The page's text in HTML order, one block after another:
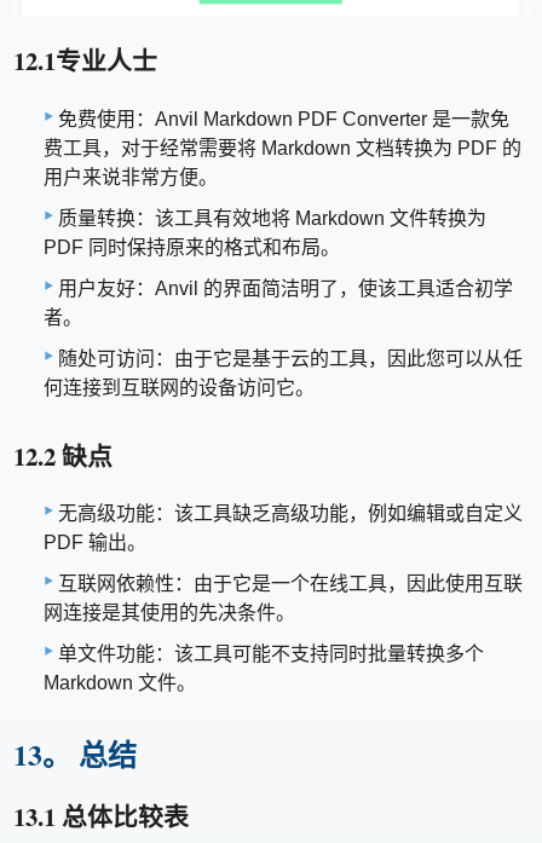
12.1专业人士
免费使用：Anvil Markdown PDF Converter 是一款免
费工具，对于经常需要将 Markdown 文档转换为 PDF 的
用户来说非常方便。
质量转换：该工具有效地将 Markdown 文件转换为
PDF 同时保持原来的格式和布局。
用户友好：Anvil 的界面简洁明了，使该工具适合初学
者。
随处可访问：由于它是基于云的工具，因此您可以从任
何连接到互联网的设备访问它。
12.2 缺点
无高级功能：该工具缺乏高级功能，例如编辑或自定义
PDF 输出。
互联网依赖性：由于它是一个在线工具，因此使用互联
网连接是其使用的先决条件。
单文件功能：该工具可能不支持同时批量转换多个
Markdown 文件。
13。 总结
13.1 总体比较表